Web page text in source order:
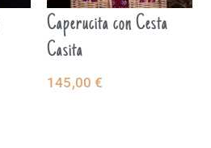
Caperucita con Cesta
Casita
145,00€